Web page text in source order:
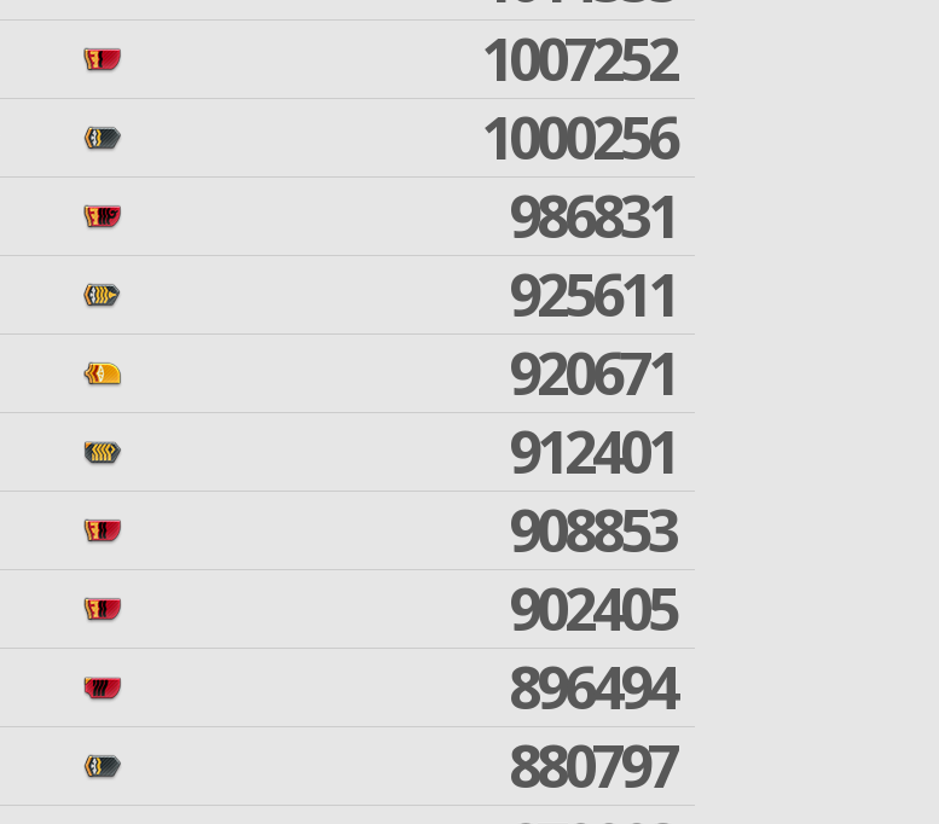
1007252
1000256
986831
925611
920671
912401
908853
902405
896494
880797